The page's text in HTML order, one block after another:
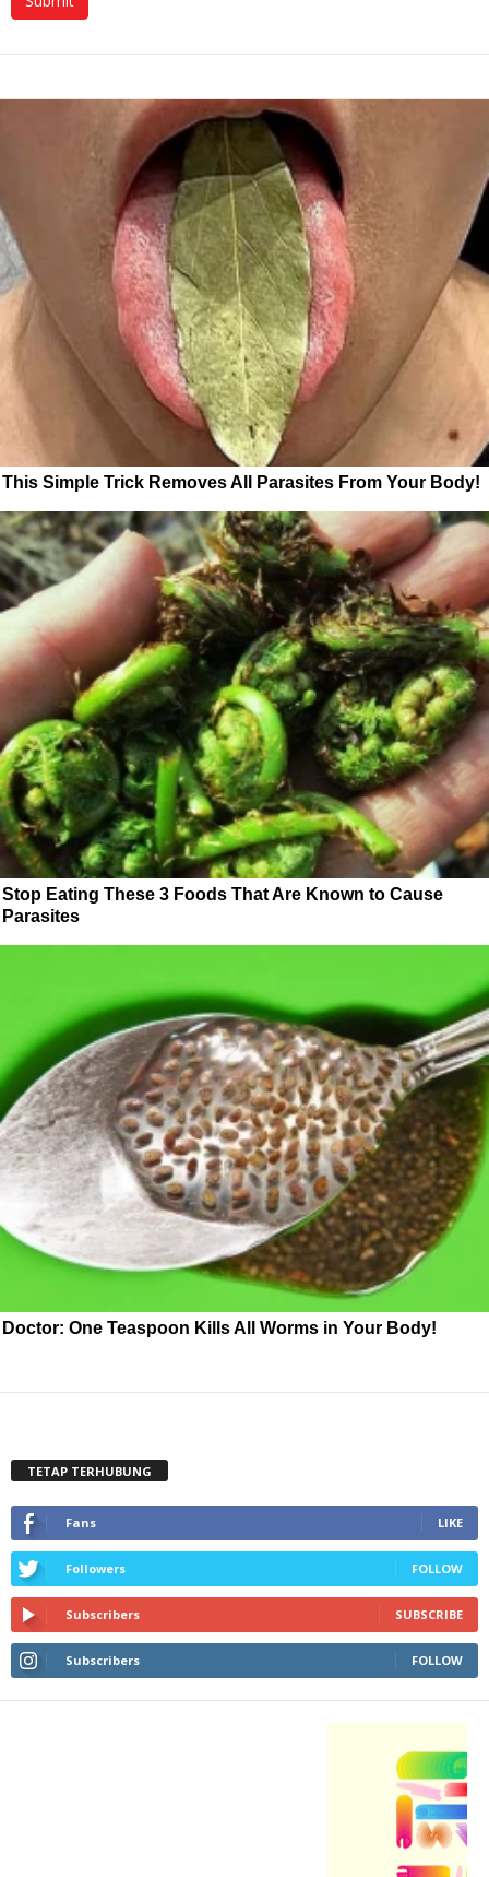
This Simple Trick Removes All Parasites From Your Body!
Stop Eating These 3 Foods That Are Known to Cause
Parasites
Doctor: One Teaspoon Kills All Worms in Your Body!
TETAP TERHUBUNG
Fans LIKE
Followers FOLLOW
Subscribers SUBSCRIBE
Subscribers FOLLOW